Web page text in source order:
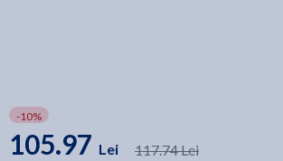
-10%
105.97 Lei
117.74 Lei